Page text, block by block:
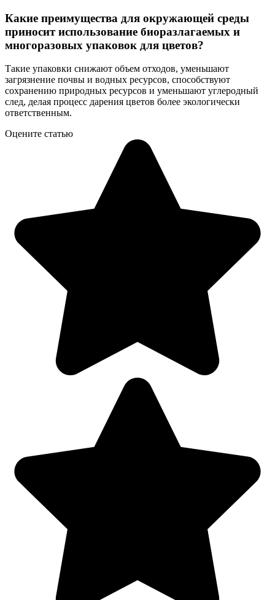
Какие преимущества для окружающей среды
приносит использование биоразлагаемых и
многоразовых упаковок для цветов?
Такие упаковки снижают объем отходов, уменьшают
загрязнение почвы и водных ресурсов, способствуют
сохранению природных ресурсов и уменьшают углеродный
след, делая процесс дарения цветов более экологически
ответственным.
Оцените статью